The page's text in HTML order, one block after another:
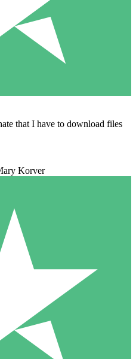
that I have to download files
Korver